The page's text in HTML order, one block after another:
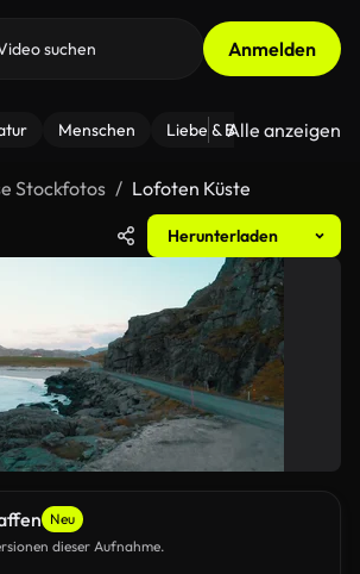
Anmelden
Menschen Liebe & Beziehungen
Alle anzeigen
Stockfotos Lofoten Küste
Herunterladen
Neu
dieser Aufnahme.